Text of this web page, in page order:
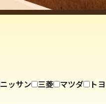
ニッサン 三菱 マツダ ト